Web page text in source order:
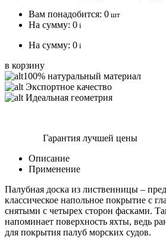
Вам понадобится: 0 шт
На сумму: 0 i
На сумму: 0 i
в корзину
100% натуральный материал
Экспортное качество
Идеальная геометрия
Гарантия лучшей цены
Описание
Применение
Палубная доска из лиственницы –
классическое напольное покрытие с
снятыми с четырех сторон фасками.
напоминает поверхность яхты, ведь
для покрытия палуб морских судов.